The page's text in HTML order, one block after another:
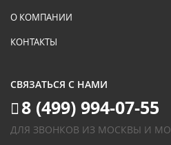
О КОМПАНИИ
КОНТАКТЫ
СВЯЗАТЬСЯ С НАМИ
8 (499) 994-07-55
ДЛЯ ЗВОНКОВ ИЗ МОСКВЫ И МО